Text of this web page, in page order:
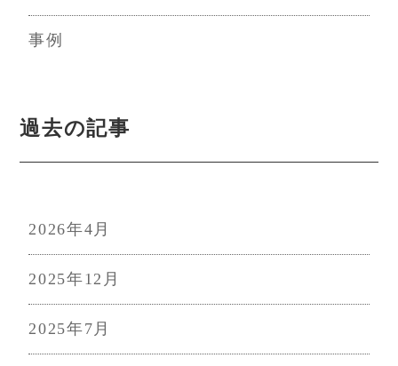
送
事例
過去の記事
2026年4月
2025年12月
2025年7月